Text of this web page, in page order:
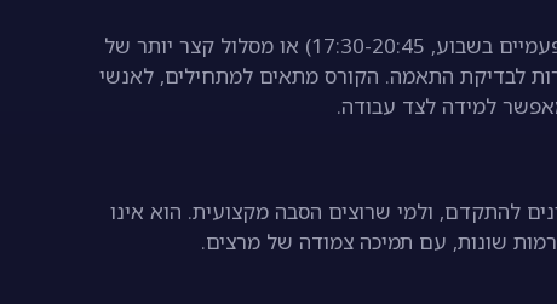
הקורס נמשך 8-10 חודשים, עם אפשרות למסלול ערב של כ-280 שעות (פעמיים בשבוע, 17:30-20:45) או מסלול קצר יותר של
לבדיקת התאמה. הקורס מתאים למתחילים, לאנשי
למידה לצד עבודה.
להתקדם, ולמי שרוצים הסבה מקצועית. הוא אינו
שונות, עם תמיכה צמודה של מרצים.